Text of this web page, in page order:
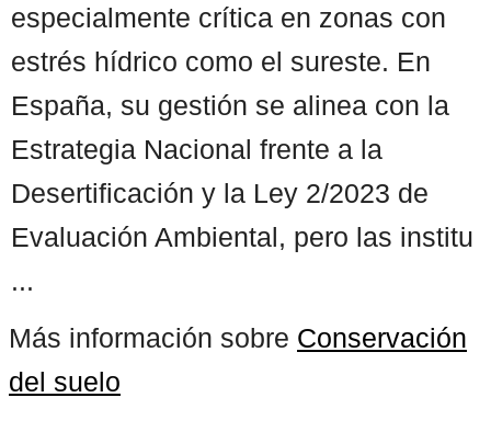
especialmente crítica en zonas con
estrés hídrico como el sureste. En
España, su gestión se alinea con la
Estrategia Nacional frente a la
Desertificación y la Ley 2/2023 de
Evaluación Ambiental, pero las institu
...
Más información sobre Conservación
del suelo